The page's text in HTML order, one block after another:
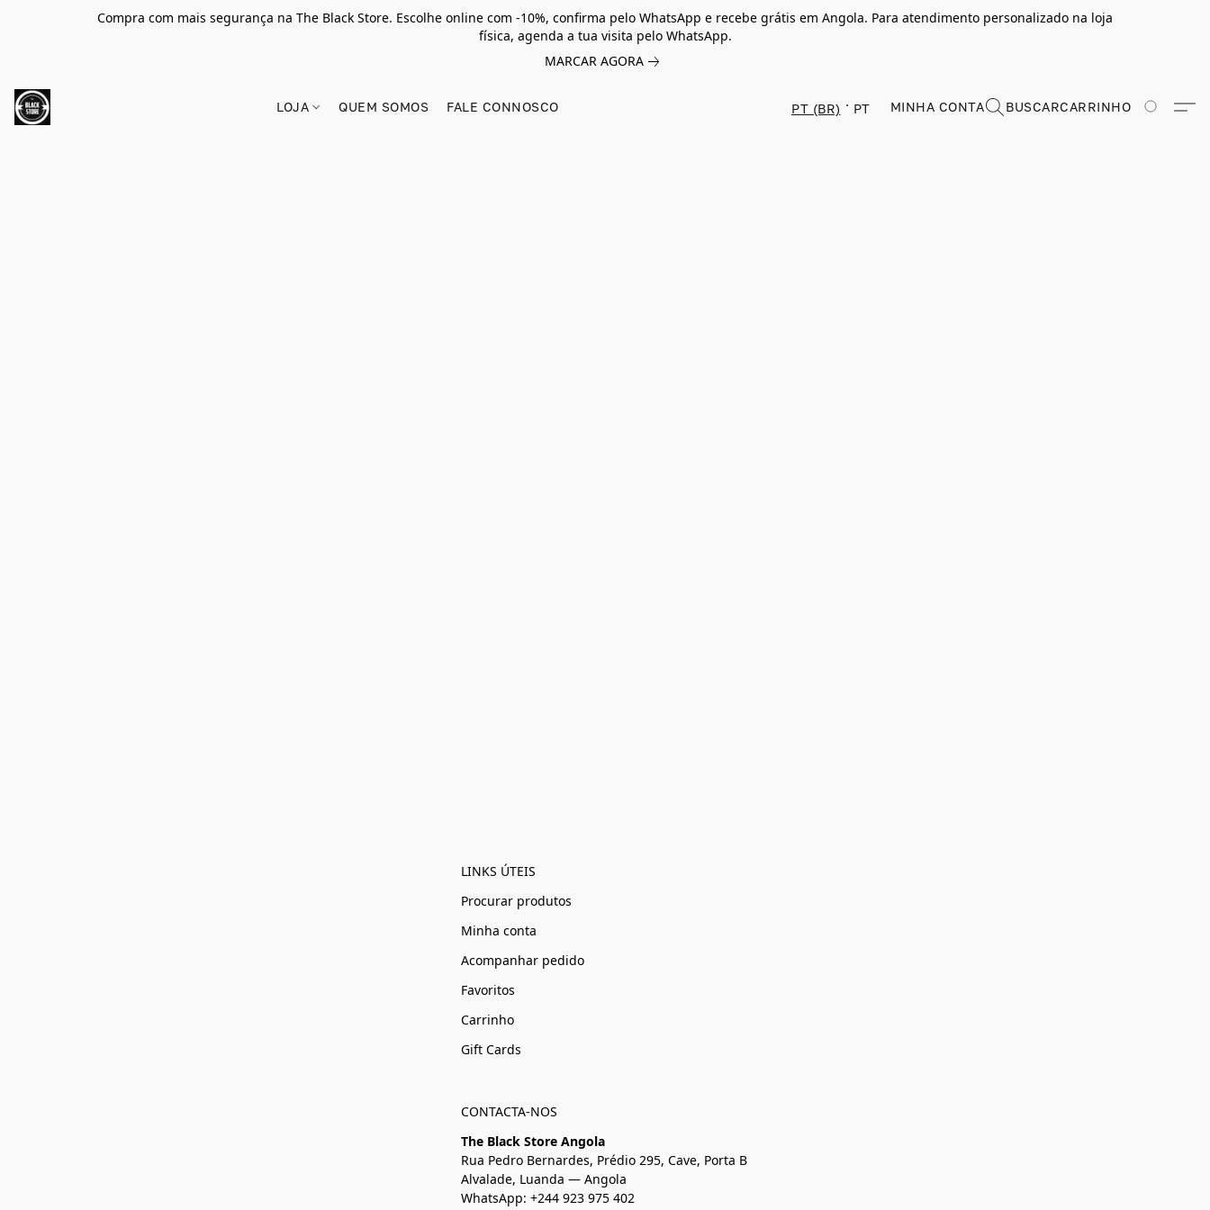
Compra com mais segurança na The Black Store. Escolhe online com -10%, confirma pelo WhatsApp e recebe grátis em Angola. Para atendimento personalizado na loja
física, agenda a tua visita pelo WhatsApp.
MARCAR AGORA
LOJA QUEM SOMOS FALE CONNOSCO PT (BR) PT MINHA CONTA BUSCARCARRINHO
LINKS ÚTEIS
Procurar produtos
Minha conta
Acompanhar pedido
Favoritos
Carrinho
Gift Cards
CONTACTA-NOS
The Black Store Angola
Rua Pedro Bernardes, Prédio 295, Cave, Porta B
Alvalade, Luanda — Angola
WhatsApp: +244 923 975 402